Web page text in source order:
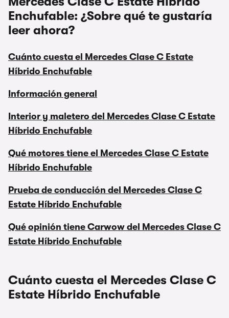
Enchufable: ¿Sobre qué te gustaría
leer ahora?
Cuánto cuesta el Mercedes Clase C Estate
Híbrido Enchufable
Información general
Interior y maletero del Mercedes Clase C Estate
Híbrido Enchufable
Qué motores tiene el Mercedes Clase C Estate
Híbrido Enchufable
Prueba de conducción del Mercedes Clase C
Estate Híbrido Enchufable
Qué opinión tiene Carwow del Mercedes Clase C
Estate Híbrido Enchufable
Cuánto cuesta el Mercedes Clase C
Estate Híbrido Enchufable